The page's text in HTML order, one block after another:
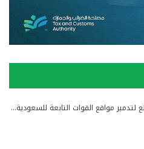
مواقع القوات التابعة للسعودية…